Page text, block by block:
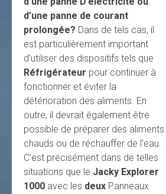
d’une panne de courant
prolongée? Dans de tels cas, il
est particulièrement important
d’utiliser des dispositifs tels que
Réfrigérateur pour continuer à
fonctionner et éviter la
détérioration des aliments. En
outre, il devrait également être
possible de préparer des aliments
chauds ou de réchauffer de l’eau.
C’est précisément dans de telles
situations que le Jacky Explorer
1000 avec les deux Panneaux